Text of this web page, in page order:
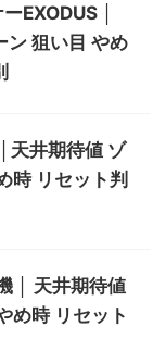
EXODUS │
ン 狙い目 やめ
天井期待値 ゾ
時 リセット判
│ 天井期待値
め時 リセット